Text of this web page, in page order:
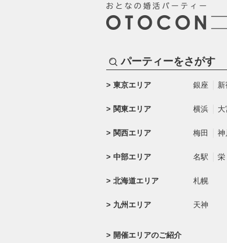
パーティーをさがす
東京エリア 銀座 新
関東エリア 横浜 大
関西エリア 梅田 神
中部エリア 名駅 栄
北海道エリア 札幌
九州エリア 天神
開催エリアのご紹介